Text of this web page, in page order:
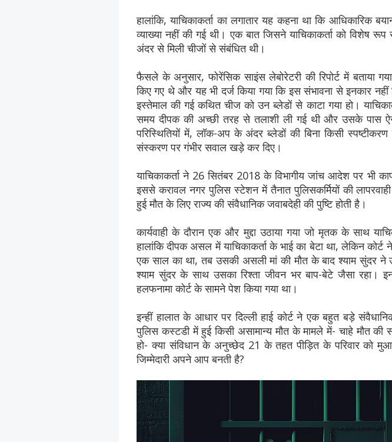
हालांकि, याचिकाकर्ता का लगातार यह कहना था कि आधिकारिक
व्याख्या नहीं की गई थी। एक बात जिसने याचिकाकर्ता को विशेष
अंदर से मिली चीजों से संबंधित थी।
फैसले के अनुसार, फोरेंसिक साइंस लेबोरेटरी की रिपोर्ट में बताया
किए गए थे और यह भी दर्ज किया गया कि इस संभावना से इनकार
इस्तेमाल की गई कथित चीज को उन ब्लेडों से काटा गया हो।
समय दीपक की अच्छी तरह से तलाशी ली गई थी और उसके पास
परिस्थितियों में, लॉक-अप के अंदर ब्लेडों की बिना किसी
संस्करण पर गंभीर सवाल खड़े कर दिए।
याचिकाकर्ता ने 26 सितंबर 2018 के विभागीय जांच आदेश पर भी
इससे करावल नगर पुलिस स्टेशन में तैनात पुलिसकर्मियों की
हुई मौत के लिए राज्य की संवैधानिक जवाबदेही की पुष्टि होती है।
कार्यवाही के दौरान एक और मुद्दा उठाया गया जो मृतक के साथ
हालांकि दीपक असल में याचिकाकर्ता के भाई का बेटा था, लेकिन
एक साल का था, तब उसकी असली मां की मौत के बाद श्याम सुंदर ने
श्याम सुंदर के साथ उसका रिश्ता जीवन भर बाप-बेटे जैसा रहा।
हलफनामा कोर्ट के सामने पेश किया गया था।
इन्हीं हालात के आधार पर दिल्ली हाई कोर्ट ने एक बहुत बड़े
पुलिस कस्टडी में हुई किसी असामान्य मौत के मामले में- चाहे मौत की
हो- क्या संविधान के अनुच्छेद 21 के तहत पीड़ित के परिवार को
जिम्मेदारी अपने आप बनती है?